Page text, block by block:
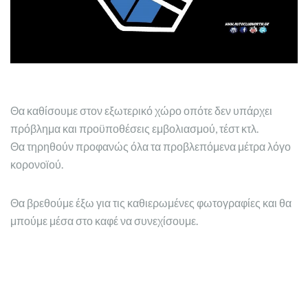
Θα καθίσουμε στον εξωτερικό χώρο οπότε δεν υπάρχει
πρόβλημα και προϋποθέσεις εμβολιασμού, τέστ κτλ.
Θα τηρηθούν προφανώς όλα τα προβλεπόμενα μέτρα λόγο
κορονοϊού.
Θα βρεθούμε έξω για τις καθιερωμένες φωτογραφίες και θα
μπούμε μέσα στο καφέ να συνεχίσουμε.